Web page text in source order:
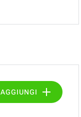
AGGIUNGI